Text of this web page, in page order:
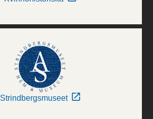
Strindbergsmuseet